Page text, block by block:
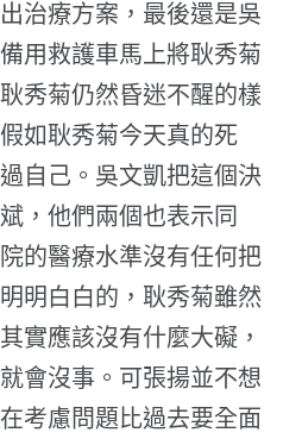
治療方案，最後還是吳
用救護車馬上將耿秀菊
秀菊仍然昏迷不醒的樣
如耿秀菊今天真的死
自己。吳文凱把這個決
，他們兩個也表示同
的醫療水準沒有任何把
明白白的，耿秀菊雖然
實應該沒有什麼大礙，
會沒事。可張揚並不想
考慮問題比過去要全面